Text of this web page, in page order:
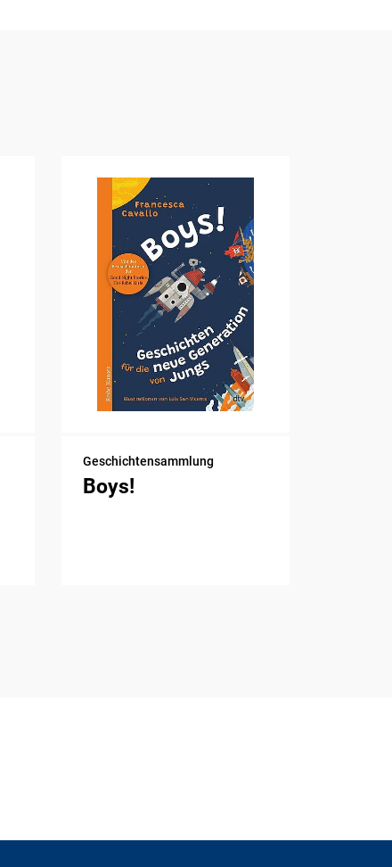
Geschichtensammlung
Boys!